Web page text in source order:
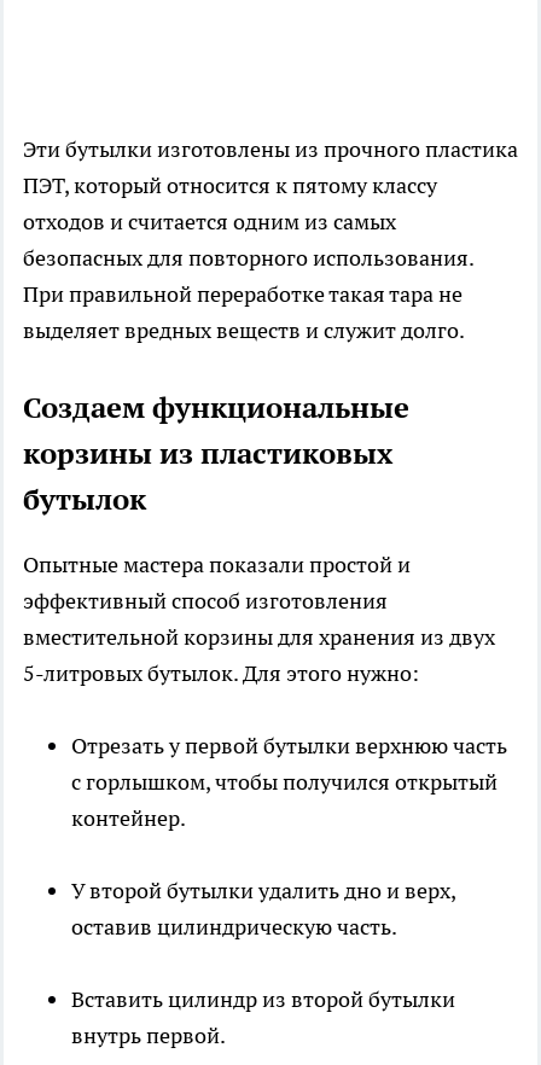
Эти бутылки изготовлены из прочного пластика
ПЭТ, который относится к пятому классу
отходов и считается одним из самых
безопасных для повторного использования.
При правильной переработке такая тара не
выделяет вредных веществ и служит долго.
Создаем функциональные
корзины из пластиковых
бутылок
Опытные мастера показали простой и
эффективный способ изготовления
вместительной корзины для хранения из двух
5-литровых бутылок. Для этого нужно:
Отрезать у первой бутылки верхнюю часть
с горлышком, чтобы получился открытый
контейнер.
У второй бутылки удалить дно и верх,
оставив цилиндрическую часть.
Вставить цилиндр из второй бутылки
внутрь первой.